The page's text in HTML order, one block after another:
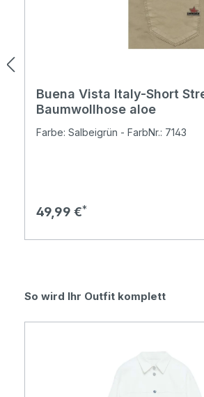
Buena Vista Italy-Short
Baumwollhose aloe
Farbe: Salbeigrün - FarbNr.: 7143
Regulärer Preis:
49,99 €
Produktgalerie überspringen
So wird Ihr Outfit komplett